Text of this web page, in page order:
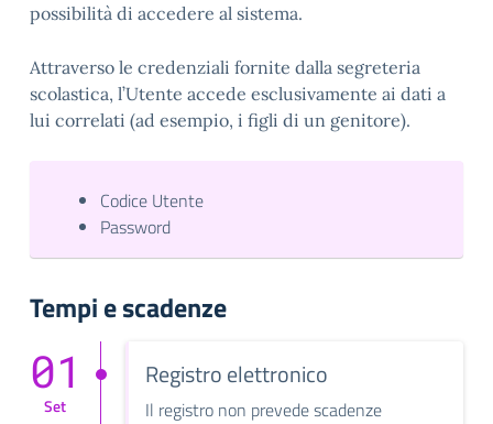
possibilità di accedere al sistema.
Attraverso le credenziali fornite dalla segreteria
scolastica, l’Utente accede esclusivamente ai dati a
lui correlati (ad esempio, i figli di un genitore).
Codice Utente
Password
Tempi e scadenze
01
Set
Registro elettronico
Il registro non prevede scadenze